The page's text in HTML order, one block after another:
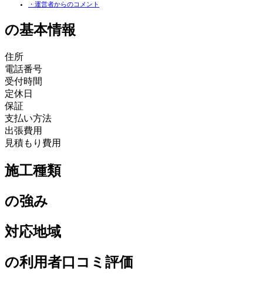
・運営者からのコメント
の基本情報
住所
電話番号
受付時間
定休日
保証
支払い方法
出張費用
見積もり費用
施工種類
の強み
対応地域
の利用者口コミ評価